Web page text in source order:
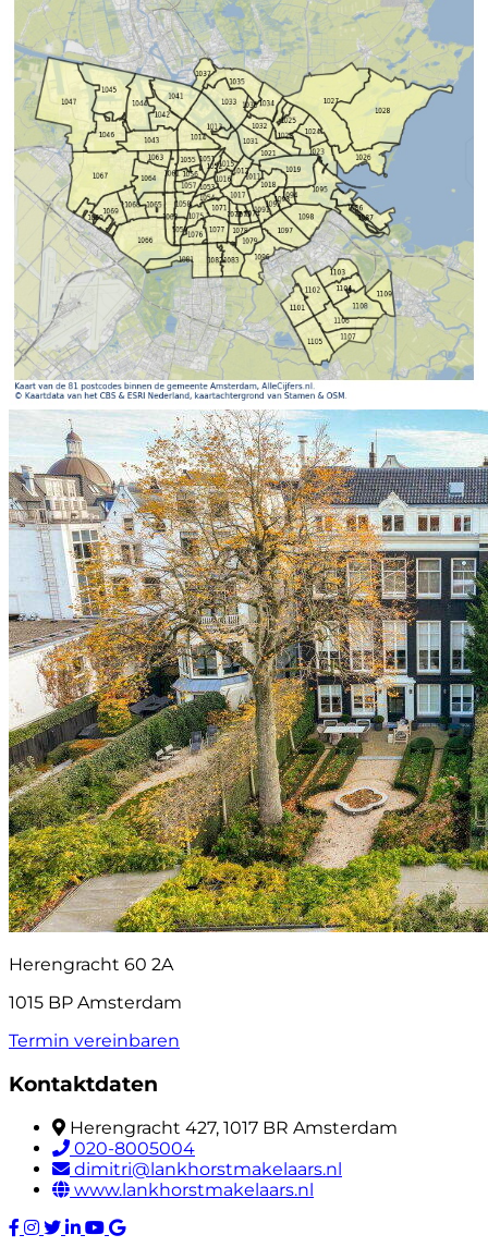
Herengracht 60 2A
1015 BP Amsterdam
Termin vereinbaren
Kontaktdaten
Herengracht 427, 1017 BR Amsterdam
020-8005004
dimitri@lankhorstmakelaars.nl
www.lankhorstmakelaars.nl